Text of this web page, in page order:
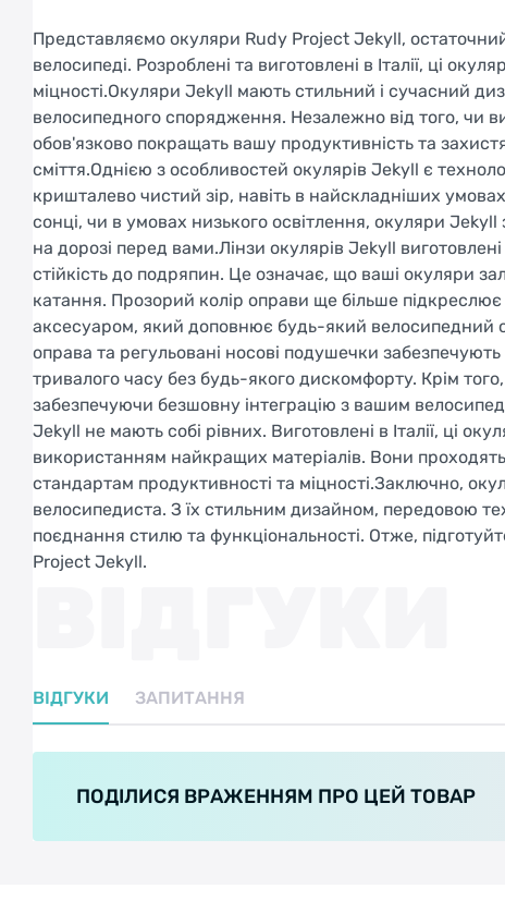
Представляємо окуляри Rudy Project Jekyll,
велосипеді. Розроблені та виготовлені в Італії, ці
міцності.Окуляри Jekyll мають стильний і сучасний
велосипедного спорядження. Незалежно від того, чи
обов'язково покращать вашу продуктивність та
сміття.Однією з особливостей окулярів Jekyll є
кришталево чистий зір, навіть в найскладніших
сонці, чи в умовах низького освітлення, окуляри
на дорозі перед вами.Лінзи окулярів Jekyll
стійкість до подряпин. Це означає, що ваші окуляри
катання. Прозорий колір оправи ще більше
аксесуаром, який доповнює будь-який велосипедний
оправа та регульовані носові подушечки
тривалого часу без будь-якого дискомфорту. Крім
забезпечуючи безшовну інтеграцію з вашим
Jekyll не мають собі рівних. Виготовлені в Італії, ці
використанням найкращих матеріалів. Вони
стандартам продуктивності та міцності.Заключно,
велосипедиста. З їх стильним дизайном, передовою
поєднання стилю та функціональності. Отже,
Project Jekyll.
ВІДГУКИ ЗАПИТАННЯ
ПОДІЛИСЯ ВРАЖЕННЯМ ПРО ЦЕЙ ТОВАР